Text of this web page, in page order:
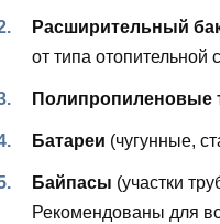
Расширительный
от типа отопительной
Полипропиленовые
Батареи (чугунные,
Байпасы (участки
Рекомендованы для